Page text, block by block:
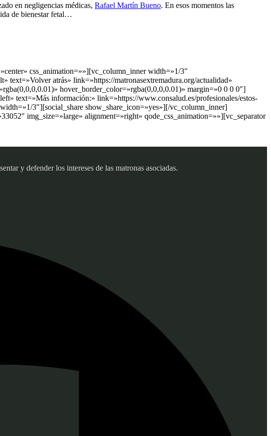
en negligencias médicas, Rafael Martín Bueno. En esos momentos las
de bienestar fetal…
css_animation=»»][vc_column_inner width=»1/3″
atrás» link=»https://matronasextremadura.org/actualidad»
hover_border_color=»rgba(0,0,0,0.01)» margin=»0 0 0 0″]
text=»Más información:» link=»https://www.consalud.es/profesionales/estos-
3″][social_share show_share_icon=»yes»][/vc_column_inner]
img_size=»large» alignment=»right» qode_css_animation=»»][vc_separator
y defender los intereses de las matronas asociadas.